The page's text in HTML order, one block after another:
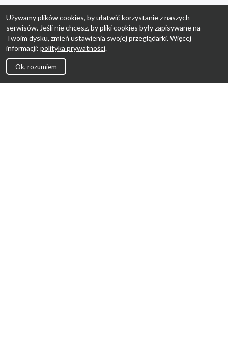
Używamy plików cookies, by ułatwić korzystanie z naszych
serwisów. Jeśli nie chcesz, by pliki cookies były zapisywane na
Twoim dysku, zmień ustawienia swojej przeglądarki. Więcej
informacji: polityka prywatności.
Ok, rozumiem